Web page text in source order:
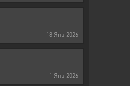
18 Янв 2026
1 Янв 2026